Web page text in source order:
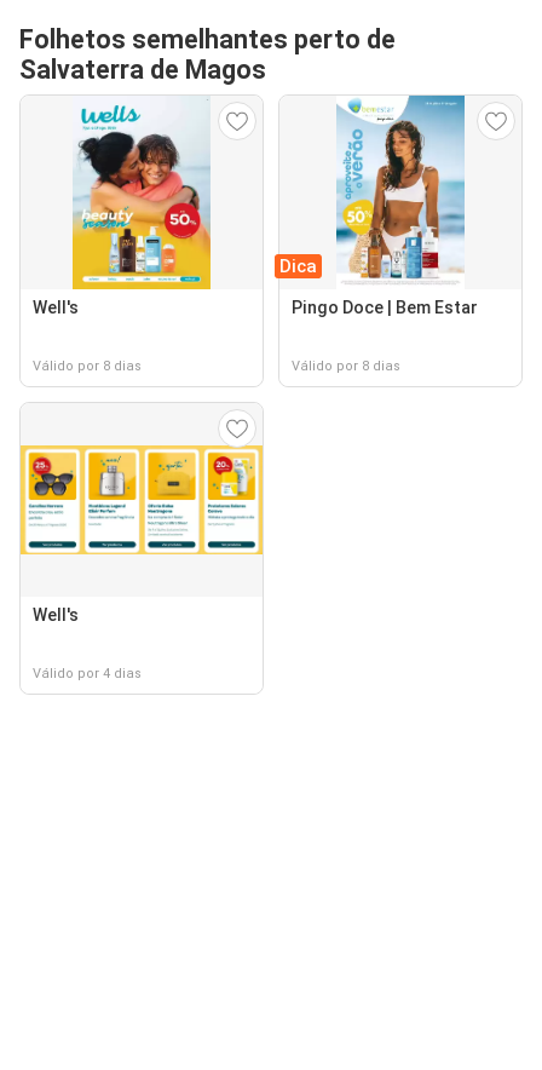
Folhetos semelhantes perto de
Salvaterra de Magos
Well's
Válido por 8 dias
Dica
Pingo Doce | Bem Estar
Válido por 8 dias
Well's
Válido por 4 dias